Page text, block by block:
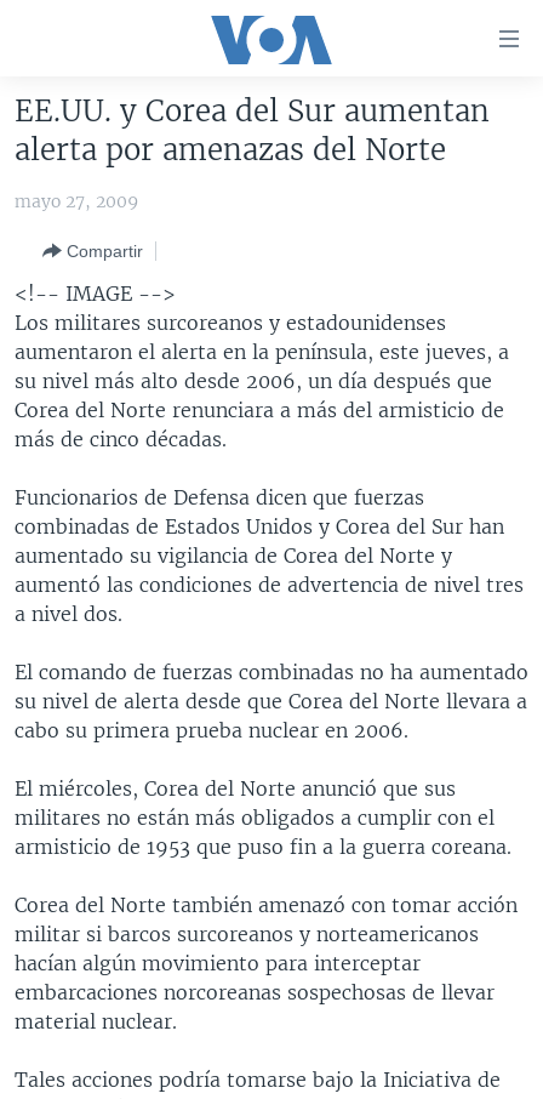
accesibilidad
Salte
principal
Salte
navegador
principal
Salte
búsqueda
AMÉRICA DEL NORTE
MÉXICO
HAITÍ
ELECCIONES EEUU 2024
ELECCIONES EEUU
VOTO DIVIDIDO
VOA VERIFICA
VOA VERIFICA UCRANIA/RUSIA
VOA VERIFICA INMIGRACIÓN
VOA VERIFICA AMÉRICA LATINA
AMÉRICA LATINA
ARGENTINA
BOLIVIA
COLOMBIA
CHILE
ECUADOR
VENEZUELA
BRASIL
CHINA EN AMÉRICA LATINA
CENTROAMÉRICA
COSTA RICA
EL SALVADOR
HONDURAS
NICARAGUA
OTRAS SECCIONES
INMIGRACIÓN
MUNDO
ECONOMÍA
ENTRETENIMIENTO Y CULTURA
DEPORTES
CIENCIA Y SALUD
ESPECIALES DE LA VOA
UCRANIA
MULTIMEDIA
VIDEOS
AUDIOS
PROGRAMAS TV
FORO INTERAMERICANO
VISIÓN 360
LAS CLAVES
PANORAMA
AVANCE INFORMATIVO
AUDIONOTICIAS
BUENOS DÍAS AMÉRICA
ESTADOS UNIDOS AL DÍA
FORO [RADIO]
DEPORTIVO INTERNACIONAL
NOTA ECONÓMICA
DIRECT
DOCUMENTALES DE LA VOA
Learning English
Idiomas
EE.UU. y Corea del Sur aumentan
alerta por amenazas del Norte
mayo 27, 2009
Compartir
<!-- IMAGE -->
Los militares surcoreanos y estadounidenses
aumentaron el alerta en la península, este jueves, a
su nivel más alto desde 2006, un día después que
Corea del Norte renunciara a más del armisticio de
más de cinco décadas.
Funcionarios de Defensa dicen que fuerzas
combinadas de Estados Unidos y Corea del Sur han
aumentado su vigilancia de Corea del Norte y
aumentó las condiciones de advertencia de nivel tres
a nivel dos.
El comando de fuerzas combinadas no ha aumentado
su nivel de alerta desde que Corea del Norte llevara a
cabo su primera prueba nuclear en 2006.
El miércoles, Corea del Norte anunció que sus
militares no están más obligados a cumplir con el
armisticio de 1953 que puso fin a la guerra coreana.
Corea del Norte también amenazó con tomar acción
militar si barcos surcoreanos y norteamericanos
hacían algún movimiento para interceptar
embarcaciones norcoreanas sospechosas de llevar
material nuclear.
Tales acciones podría tomarse bajo la Iniciativa de